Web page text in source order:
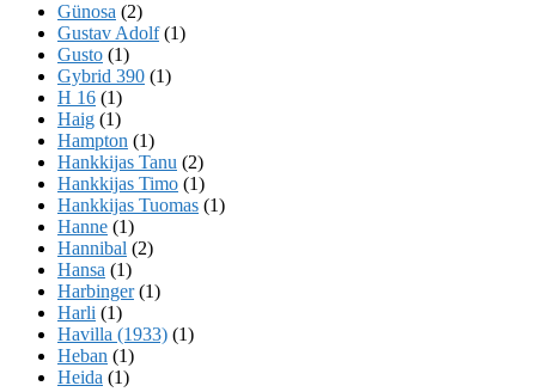
Günosa (2)
Gustav Adolf(1)
Gusto (1)
Gybrid 390 (1)
H 16 (1)
Haig (1)
Hampton (1)
Hankkijas Tanu (2)
Hankkijas Timo (1)
Hankkijas Tuomas (1)
Hanne (1)
Hannibal (2)
Hansa (1)
Harbinger(1)
Harli (1)
Havilla (1933) (1)
Heban (1)
Heida (1)